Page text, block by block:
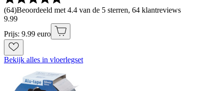
(64)Beoordeeld met 4.4 van de 5 sterren, 64 klantreviews
9.99
Prijs: 9.99 euro
Bekijk alles in vloerlegset